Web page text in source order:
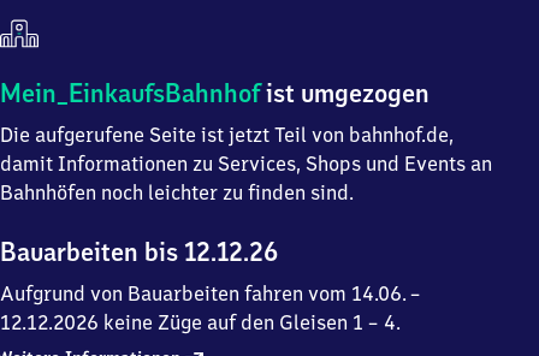
Mein
Einkaufsbahnhof
ist
umgezogen
Mein_EinkaufsBahnhofist umgezogen
Die aufgerufene Seite ist jetzt Teil von bahnhof.de,
damit Informationen zu Services, Shops und Events an
Bahnhöfen noch leichter zu finden sind.
Bauarbeiten bis 12.12.26
Aufgrund von Bauarbeiten fahren vom 14.06. –
12.12.2026 keine Züge auf den Gleisen 1 – 4.